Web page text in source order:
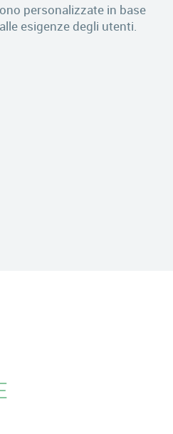
personalizzate in base
esigenze degli utenti.